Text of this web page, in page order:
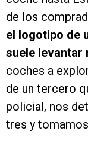
de los
el logotipo de
suele levantar
coches a
de un tercero
policial, nos
tres y